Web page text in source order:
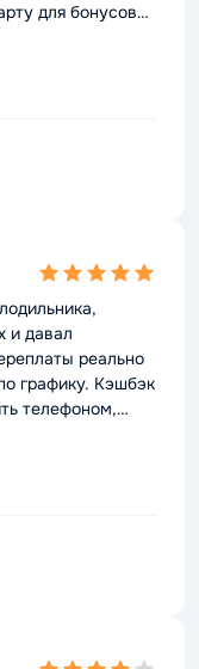
для бонусов
5,0
rating
и давал
реально
графику. Кэшбэк
телефоном,
выгодная,
лучше читать
для бонусов
5,0
rating
и давал
реально
графику. Кэшбэк
телефоном,
выгодная,
лучше читать